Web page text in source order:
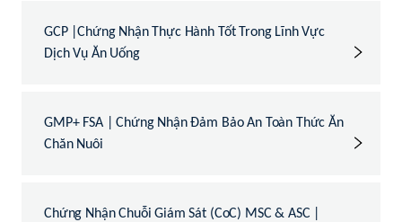
GCP |Chứng Nhận Thực Hành Tốt Trong Lĩnh Vực
Dịch Vụ Ăn Uống
GMP+ FSA | Chứng Nhận Đảm Bảo An Toàn Thức Ăn
Chăn Nuôi
Chứng Nhận Chuỗi Giám Sát (CoC) MSC & ASC |